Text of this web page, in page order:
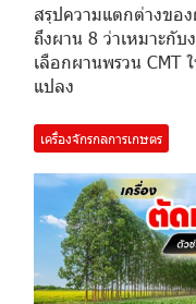
สรุปความแตกต่างขอ
ถึงผาน 8 ว่าเหมาะกั
เลือกผานพรวน CMT
แปลง
เครื่องจักรกลการเกษตร